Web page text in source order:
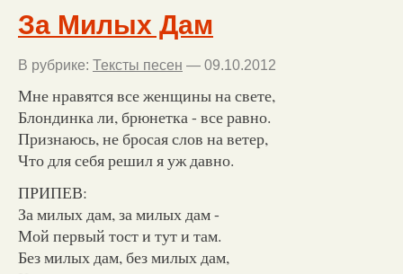
За Милых Дам
В рубрике: Тексты песен — 09.10.2012
Мне нравятся все женщины на свете,
Блондинка ли, брюнетка - все равно.
Признаюсь, не бросая слов на ветер,
Что для себя решил я уж давно.
ПРИПЕВ:
За милых дам, за милых дам -
Мой первый тост и тут и там.
Без милых дам, без милых дам,